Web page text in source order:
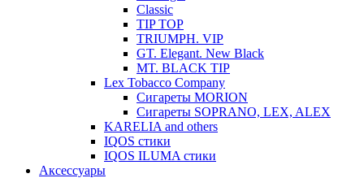
Classic
TIP TOP
TRIUMPH. VIP
GT. Elegant. New Black
MT. BLACK TIP
Lex Tobacco Company
Сигареты MORION
Сигареты SOPRANO, LEX, ALEX
KARELIA and others
IQOS стики
IQOS ILUMA стики
Аксессуары